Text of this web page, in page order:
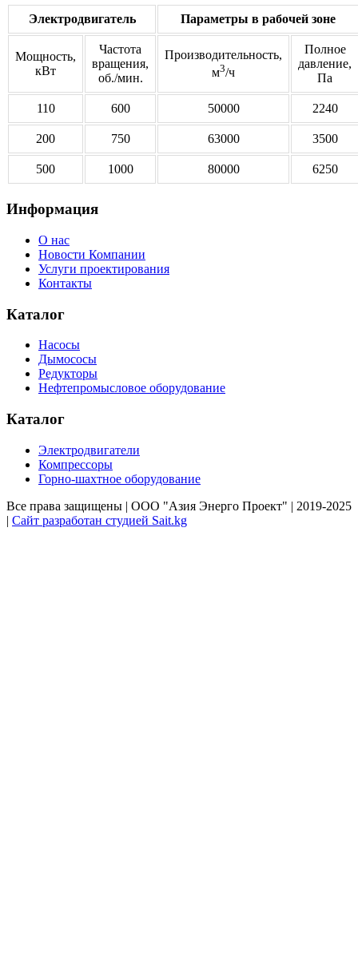
Электродвигатель Параметры в рабочей зоне
Мощность,
кВт
Частота
вращения,
об./мин.
Производительность,
м3/ч
Полное
давление,
Па
110 600 50000 2240
200 750 63000 3500
500 1000 80000 6250
Информация
О нас
Новости Компании
Услуги проектирования
Контакты
Каталог
Насосы
Дымососы
Редукторы
Нефтепромысловое оборудование
Каталог
Электродвигатели
Компрессоры
Горно-шахтное оборудование
Все права защищены | ООО "Азия Энерго Проект" | 2019-2025
| Сайт разработан студией Sait.kg